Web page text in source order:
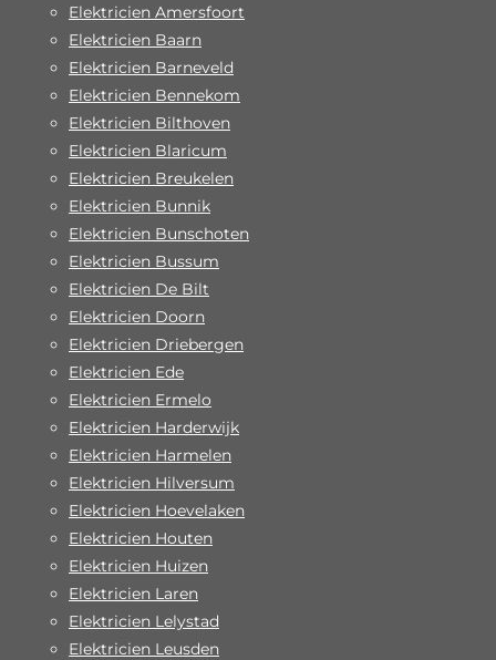
Elektricien Amersfoort
Elektricien Baarn
Elektricien Barneveld
Elektricien Bennekom
Elektricien Bilthoven
Elektricien Blaricum
Elektricien Breukelen
Elektricien Bunnik
Elektricien Bunschoten
Elektricien Bussum
Elektricien De Bilt
Elektricien Doorn
Elektricien Driebergen
Elektricien Ede
Elektricien Ermelo
Elektricien Harderwijk
Elektricien Harmelen
Elektricien Hilversum
Elektricien Hoevelaken
Elektricien Houten
Elektricien Huizen
Elektricien Laren
Elektricien Lelystad
Elektricien Leusden